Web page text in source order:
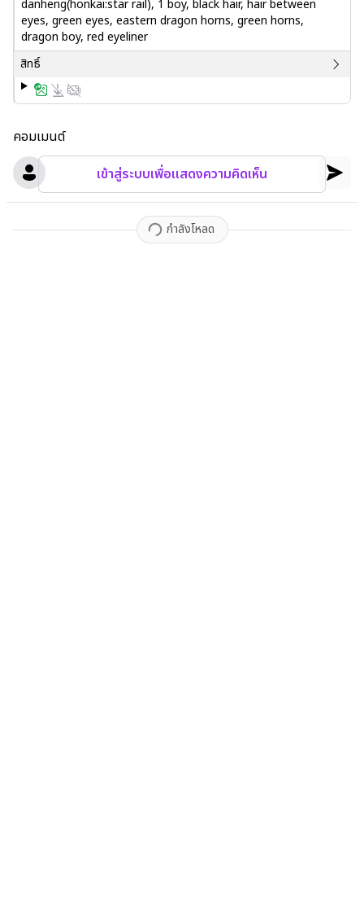
danheng(honkai:star rail), 1 boy, black hair, hair between
eyes, green eyes, eastern dragon horns, green horns,
dragon boy, red eyeliner
สิทธิ์
คอมเมนต์
เข้าสู่ระบบเพื่อแสดงความคิดเห็น
กำลังโหลด